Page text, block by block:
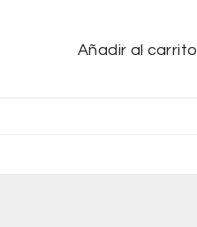
Añadir al carrito